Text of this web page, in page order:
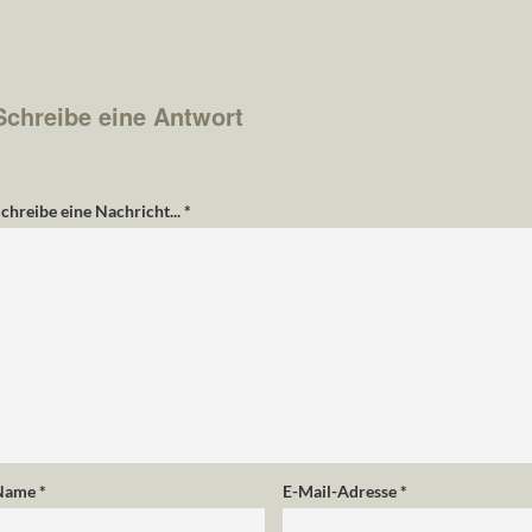
eine Antwort
eine Nachricht...*
* E-Mail-Adresse*